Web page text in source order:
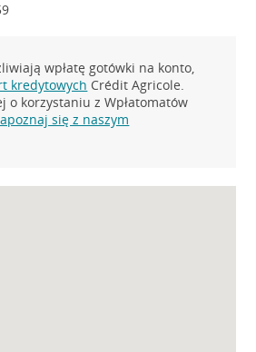
wpłatę gotówki na konto,
kredytowych Crédit Agricole.
o korzystaniu z Wpłatomatów
się z naszym